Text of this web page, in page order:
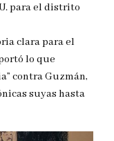
para el distrito
clara para el
lo que
contra Guzmán,
suyas hasta